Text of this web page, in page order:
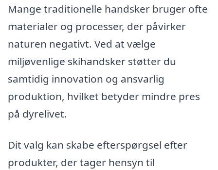
Mange traditionelle handsker bruger ofte
materialer og processer, der påvirker
naturen negativt. Ved at vælge
miljøvenlige skihandsker støtter du
samtidig innovation og ansvarlig
produktion, hvilket betyder mindre pres
på dyrelivet.
Dit valg kan skabe efterspørgsel efter
produkter, der tager hensyn til